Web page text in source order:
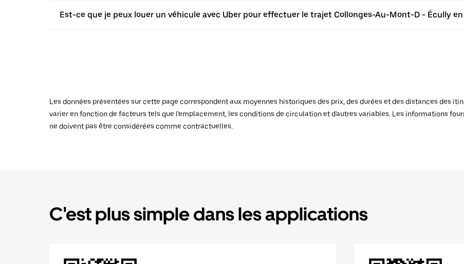
Est-ce que je peux louer un véhicule avec Uber pour effectuer le trajet Collonges-Au-Mont-D - Écully
Les données présentées sur cette page correspondent aux moyennes historiques des prix, des durées et des distances des
varier en fonction de facteurs tels que l'emplacement, les conditions de circulation et d'autres variables. Les informations
ne doivent pas être considérées comme contractuelles.
C'est plus simple dans les applications